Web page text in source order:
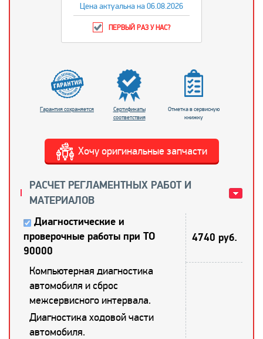
Цена актуальна на 06.08.2026
ПЕРВЫЙ РАЗ У НАС?
Гарантия сохраняется
Сертификаты
соответствия
Отметка в сервисную
книжку
Хочу оригинальные запчасти
РАСЧЕТ РЕГЛАМЕНТНЫХ РАБОТ И
МАТЕРИАЛОВ
Диагностические и
проверочные работы при ТО
90000
4740 руб.
Компьютерная диагностика
автомобиля и сброс
межсервисного интервала.
Диагностика ходовой части
автомобиля.